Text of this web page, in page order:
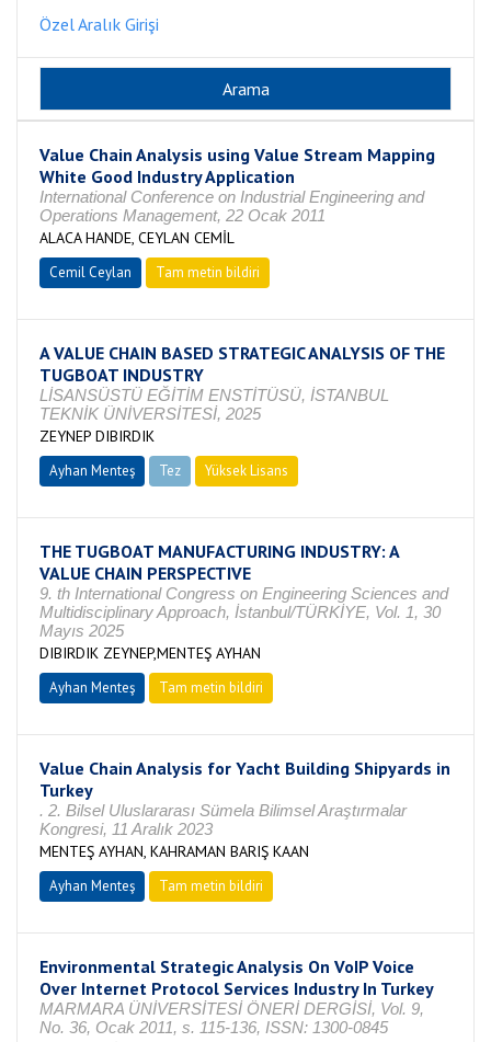
Özel Aralık Girişi
Value Chain Analysis using Value Stream Mapping
White Good Industry Application
International Conference on Industrial Engineering and
Operations Management, 22 Ocak 2011
ALACA HANDE, CEYLAN CEMİL
Cemil Ceylan Tam metin bildiri
A VALUE CHAIN BASED STRATEGIC ANALYSIS OF THE
TUGBOAT INDUSTRY
LİSANSÜSTÜ EĞİTİM ENSTİTÜSÜ, İSTANBUL
TEKNİK ÜNİVERSİTESİ, 2025
ZEYNEP DIBIRDIK
Ayhan Menteş Tez Yüksek Lisans
THE TUGBOAT MANUFACTURING INDUSTRY: A
VALUE CHAIN PERSPECTIVE
9. th International Congress on Engineering Sciences and
Multidisciplinary Approach, İstanbul/TÜRKİYE, Vol. 1, 30
Mayıs 2025
DIBIRDIK ZEYNEP,MENTEŞ AYHAN
Ayhan Menteş Tam metin bildiri
Value Chain Analysis for Yacht Building Shipyards in
Turkey
. 2. Bilsel Uluslararası Sümela Bilimsel Araştırmalar
Kongresi, 11 Aralık 2023
MENTEŞ AYHAN, KAHRAMAN BARIŞ KAAN
Ayhan Menteş Tam metin bildiri
Environmental Strategic Analysis On VoIP Voice
Over Internet Protocol Services Industry In Turkey
MARMARA ÜNİVERSİTESİ ÖNERİ DERGİSİ, Vol. 9,
No. 36, Ocak 2011, s. 115-136, ISSN: 1300-0845